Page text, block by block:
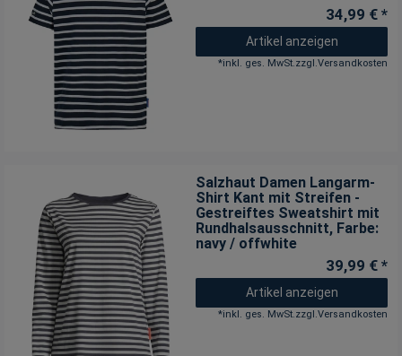
34,99 € *
Artikel anzeigen
*inkl. ges. MwSt.zzgl.Versandkosten
Salzhaut Damen Langarm-
Shirt Kant mit Streifen -
Gestreiftes Sweatshirt mit
Rundhalsausschnitt, Farbe:
navy / offwhite
39,99 € *
Artikel anzeigen
*inkl. ges. MwSt.zzgl.Versandkosten